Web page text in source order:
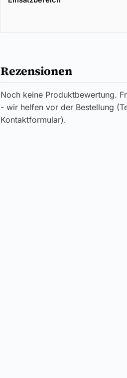
Rezensionen
Noch keine Produktbewertung.
- wir helfen vor der Bestellung
Kontaktformular).